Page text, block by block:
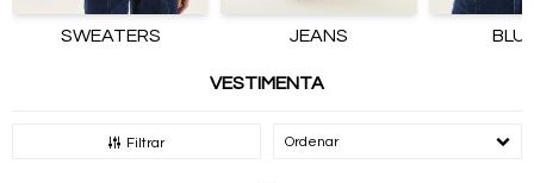
SWEATERS JEANS
VESTIMENTA
Filtrar Recomendados